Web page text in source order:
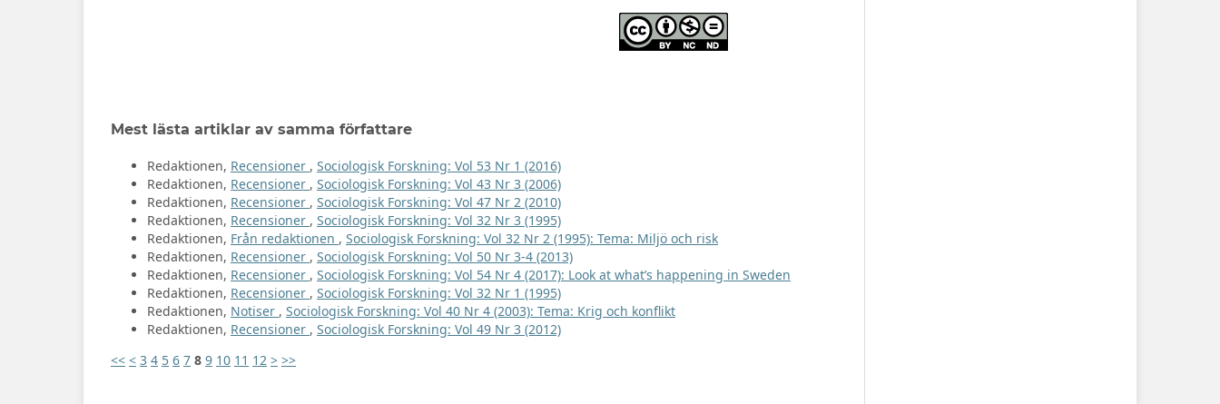
Mest lästa artiklar av samma författare
Redaktionen, Recensioner , Sociologisk Forskning: Vol 53 Nr 1 (2016)
Redaktionen, Recensioner , Sociologisk Forskning: Vol 43 Nr 3 (2006)
Redaktionen, Recensioner , Sociologisk Forskning: Vol 47 Nr 2 (2010)
Redaktionen, Recensioner , Sociologisk Forskning: Vol 32 Nr 3 (1995)
Redaktionen, Från redaktionen , Sociologisk Forskning: Vol 32 Nr 2 (1995): Tema: Miljö och risk
Redaktionen, Recensioner , Sociologisk Forskning: Vol 50 Nr 3-4 (2013)
Redaktionen, Recensioner , Sociologisk Forskning: Vol 54 Nr 4 (2017): Look at what’s happening in Sweden
Redaktionen, Recensioner , Sociologisk Forskning: Vol 32 Nr 1 (1995)
Redaktionen, Notiser , Sociologisk Forskning: Vol 40 Nr 4 (2003): Tema: Krig och konflikt
Redaktionen, Recensioner , Sociologisk Forskning: Vol 49 Nr 3 (2012)
<< < 3 4 5 6 7 8 9 10 11 12 > >>